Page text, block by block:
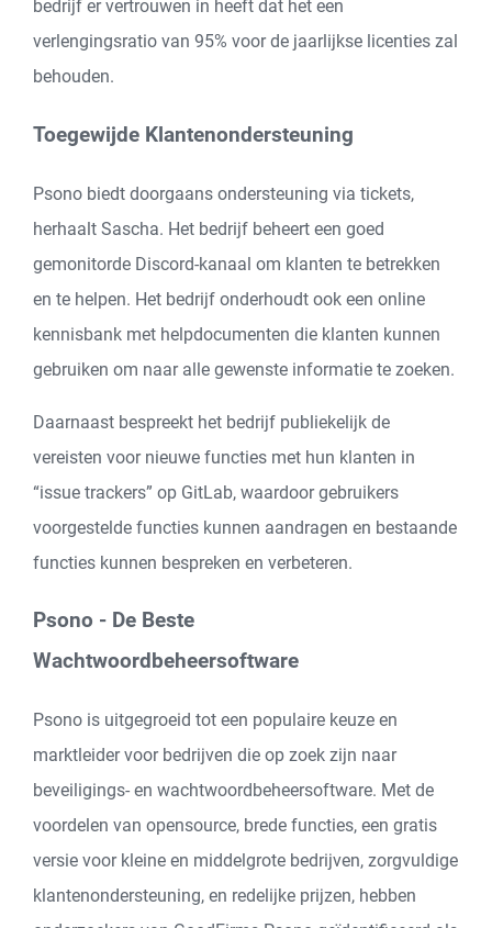
bedrijf er vertrouwen in heeft dat het een
verlengingsratio van 95% voor de jaarlijkse licenties zal
behouden.
Toegewijde Klantenondersteuning
Psono biedt doorgaans ondersteuning via tickets,
herhaalt Sascha. Het bedrijf beheert een goed
gemonitorde Discord-kanaal om klanten te betrekken
en te helpen. Het bedrijf onderhoudt ook een online
kennisbank met helpdocumenten die klanten kunnen
gebruiken om naar alle gewenste informatie te zoeken.
Daarnaast bespreekt het bedrijf publiekelijk de
vereisten voor nieuwe functies met hun klanten in
“issue trackers” op GitLab, waardoor gebruikers
voorgestelde functies kunnen aandragen en bestaande
functies kunnen bespreken en verbeteren.
Psono - De Beste
Wachtwoordbeheersoftware
Psono is uitgegroeid tot een populaire keuze en
marktleider voor bedrijven die op zoek zijn naar
beveiligings- en wachtwoordbeheersoftware. Met de
voordelen van opensource, brede functies, een gratis
versie voor kleine en middelgrote bedrijven, zorgvuldige
klantenondersteuning, en redelijke prijzen, hebben